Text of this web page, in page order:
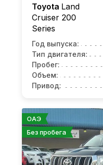
Toyota Land
Cruiser 200
Series
Год выпуска:
Тип двигателя:
Пробег:
Объем:
Привод:
ОАЭ
Без пробега